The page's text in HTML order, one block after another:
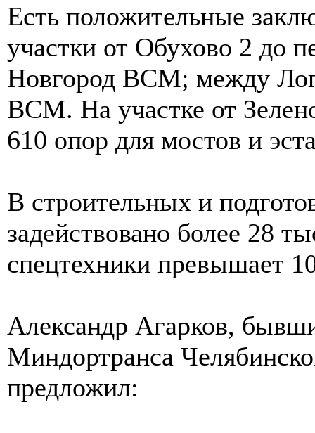
Есть положительные
участки от Обухово 2 до
Новгород ВСМ; между
ВСМ. На участке от
610 опор для мостов и
В строительных и
задействовано более 28
спецтехники превышает
Александр Агарков,
Миндортранса
предложил: